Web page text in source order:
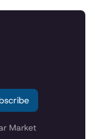
Market